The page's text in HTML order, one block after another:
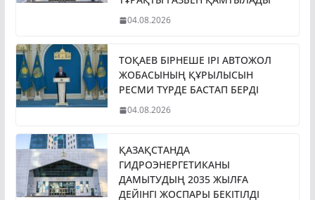
04.08.2026
ТОҚАЕВ БІРНЕШЕ ІРІ АВТОЖОЛ
ЖОБАСЫНЫҢ ҚҰРЫЛЫСЫН
РЕСМИ ТҮРДЕ БАСТАП БЕРДІ
04.08.2026
ҚАЗАҚСТАНДА
ГИДРОЭНЕРГЕТИКАНЫ
ДАМЫТУДЫҢ 2035 ЖЫЛҒА
ДЕЙІНГІ ЖОСПАРЫ БЕКІТІЛДІ